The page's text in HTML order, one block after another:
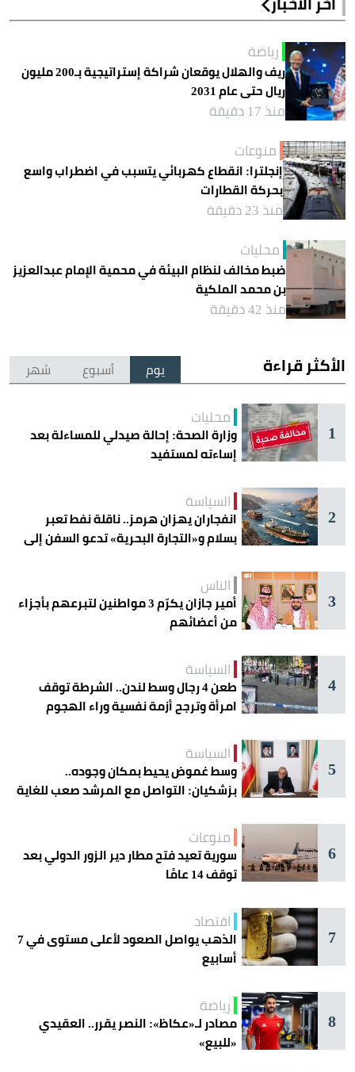
رياضة
ريف والهلال يوقعان شراكة إستراتيجية بـ200 مليون
ريال حتى عام 2031
منذ 17 دقيقة
منوعات
إنجلترا: انقطاع كهربائي يتسبب في اضطراب واسع
بحركة القطارات
منذ 23 دقيقة
محليات
ضبط مخالف لنظام البيئة في محمية الإمام عبدالعزيز
بن محمد الملكية
منذ 42 دقيقة
الأكثر قراءة يوم أسبوع شهر
1
محليات
وزارة الصحة: إحالة صيدلي للمساءلة بعد
إساءته لمستفيد
2
السياسة
انفجاران يهزان هرمز.. ناقلة نفط تعبر
بسلام و«التجارة البحرية» تدعو السفن إلى
3
الناس
أمير جازان يكرّم 3 مواطنين لتبرعهم بأجزاء
من أعضائهم
4
السياسة
طعن 4 رجال وسط لندن.. الشرطة توقف
امرأة وترجح أزمة نفسية وراء الهجوم
5
السياسة
وسط غموض يحيط بمكان وجوده..
بزشكيان: التواصل مع المرشد صعب للغاية
6
منوعات
سورية تعيد فتح مطار دير الزور الدولي بعد
توقف 14 عامًا
7
اقتصاد
الذهب يواصل الصعود لأعلى مستوى في 7
أسابيع
8
رياضة
مصادر لـ«عكاظ»: النصر يقرر.. العقيدي
«للبيع»